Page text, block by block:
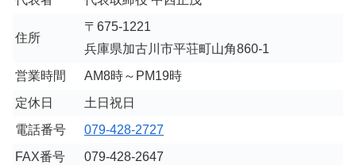
住所
〒675-1221
兵庫県加古川市平荘町山角860-1
営業時間
AM8時～PM19時
定休日
土日祝日
電話番号
079-428-2727
FAX番号
079-428-2647